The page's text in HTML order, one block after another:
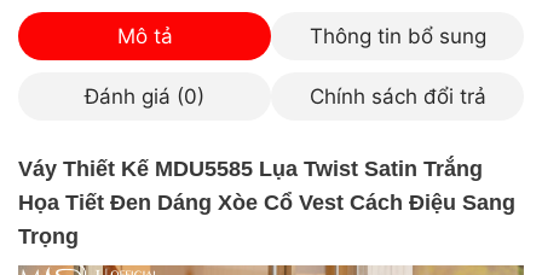
Mô tả Thông tin bổ sung
Đánh giá (0) Chính sách đổi trả
Váy Thiết Kế MDU5585 Lụa Twist Satin Trắng
Họa Tiết Đen Dáng Xòe Cổ Vest Cách Điệu Sang
Trọng